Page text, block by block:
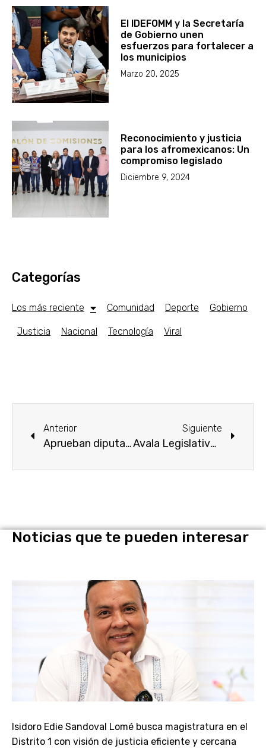
El IDEFOMM y la Secretaría
de Gobierno unen
esfuerzos para fortalecer a
los municipios
Marzo 20, 2025
Reconocimiento y justicia
para los afromexicanos: Un
compromiso legislado
Diciembre 9, 2024
Categorías
Los más reciente Comunidad Deporte Gobierno
Justicia Nacional Tecnología Viral
Anterior
Aprueban diputados las Leyes de Ingresos de 35 municipios del estado
Siguiente
Avala Legislativo Paquete Económico del Gobierno del Estado para el ejercicio fiscal 2024
Noticias que te pueden interesar
Isidoro Edie Sandoval Lomé busca magistratura en el
Distrito 1 con visión de justicia eficiente y cercana